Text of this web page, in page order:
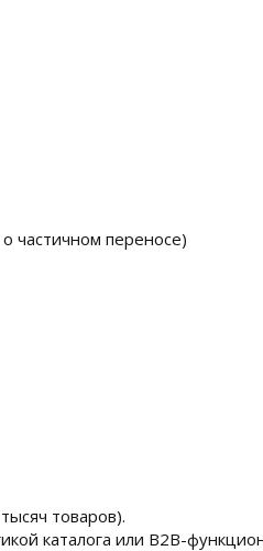
частичном переносе)
товаров).
каталога или B2B-